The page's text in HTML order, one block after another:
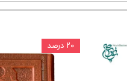
۲۰ درصد